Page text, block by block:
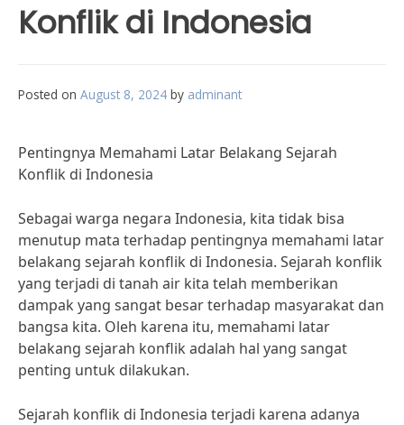
Konflik di Indonesia
Posted on August 8, 2024 by adminant
Pentingnya Memahami Latar Belakang Sejarah
Konflik di Indonesia
Sebagai warga negara Indonesia, kita tidak bisa
menutup mata terhadap pentingnya memahami latar
belakang sejarah konflik di Indonesia. Sejarah konflik
yang terjadi di tanah air kita telah memberikan
dampak yang sangat besar terhadap masyarakat dan
bangsa kita. Oleh karena itu, memahami latar
belakang sejarah konflik adalah hal yang sangat
penting untuk dilakukan.
Sejarah konflik di Indonesia terjadi karena adanya